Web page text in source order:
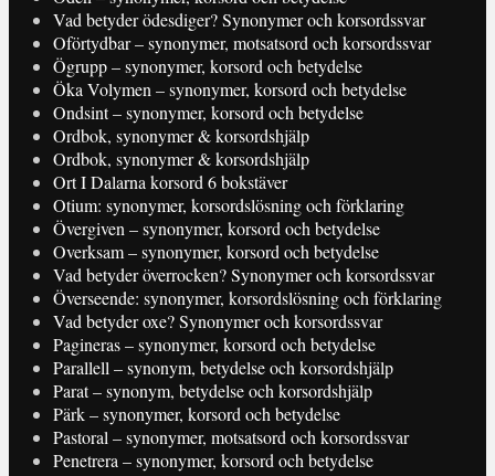
Vad betyder ödesdiger? Synonymer och korsordssvar
Oförtydbar – synonymer, motsatsord och korsordssvar
Ögrupp – synonymer, korsord och betydelse
Öka Volymen – synonymer, korsord och betydelse
Ondsint – synonymer, korsord och betydelse
Ordbok, synonymer & korsordshjälp
Ordbok, synonymer & korsordshjälp
Ort I Dalarna korsord 6 bokstäver
Otium: synonymer, korsordslösning och förklaring
Övergiven – synonymer, korsord och betydelse
Overksam – synonymer, korsord och betydelse
Vad betyder överrocken? Synonymer och korsordssvar
Överseende: synonymer, korsordslösning och förklaring
Vad betyder oxe? Synonymer och korsordssvar
Pagineras – synonymer, korsord och betydelse
Parallell – synonym, betydelse och korsordshjälp
Parat – synonym, betydelse och korsordshjälp
Pärk – synonymer, korsord och betydelse
Pastoral – synonymer, motsatsord och korsordssvar
Penetrera – synonymer, korsord och betydelse